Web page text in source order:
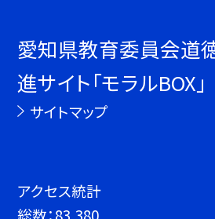
愛知県教育委員会道
進サイト「モラルBOX」
サイトマップ
アクセス統計
総数：83,380